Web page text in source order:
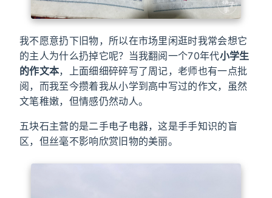
我不愿意扔下旧物，所以在市场里闲逛时我常会想它
的主人为什么扔掉它呢？当我翻阅一个70年代小学生
的作文本，上面细细碎碎写了周记，老师也有一点批
阅，而我至今攒着我从小学到高中写过的作文，虽然
文笔稚嫩，但情感仍然动人。
五块石主营的是二手电子电器，这是手手知识的盲
区，但丝毫不影响欣赏旧物的美丽。